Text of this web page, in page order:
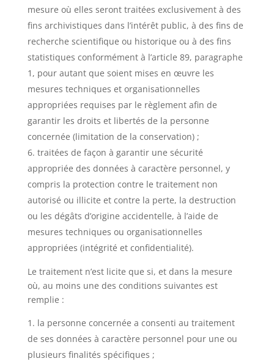
mesure où elles seront traitées exclusivement à des
fins archivistiques dans l’intérêt public, à des fins de
recherche scientifique ou historique ou à des fins
statistiques conformément à l’article 89, paragraphe
1, pour autant que soient mises en œuvre les
mesures techniques et organisationnelles
appropriées requises par le règlement afin de
garantir les droits et libertés de la personne
concernée (limitation de la conservation) ;
traitées de façon à garantir une sécurité
appropriée des données à caractère personnel, y
compris la protection contre le traitement non
autorisé ou illicite et contre la perte, la destruction
ou les dégâts d’origine accidentelle, à l’aide de
mesures techniques ou organisationnelles
appropriées (intégrité et confidentialité).
Le traitement n’est licite que si, et dans la mesure
où, au moins une des conditions suivantes est
remplie :
la personne concernée a consenti au traitement
de ses données à caractère personnel pour une ou
plusieurs finalités spécifiques ;